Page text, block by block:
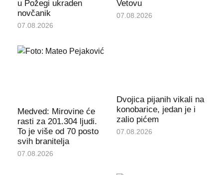
u Požegi ukraden
novčanik
07.08.2026
Vetovu
07.08.2026
Medved: Mirovine će
rasti za 201.304 ljudi.
To je više od 70 posto
svih branitelja
07.08.2026
Dvojica pijanih vikali na
konobarice, jedan je i
zalio pićem
07.08.2026